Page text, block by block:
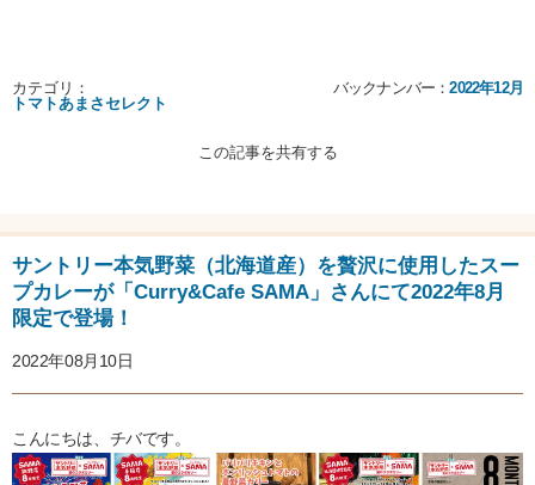
カテゴリ：
トマトあまさセレクト
バックナンバー：2022年12月
この記事を共有する
サントリー本気野菜（北海道産）を贅沢に使用したスー
プカレーが「Curry&Cafe SAMA」さんにて2022年8月
限定で登場！
2022年08月10日
こんにちは、チバです。